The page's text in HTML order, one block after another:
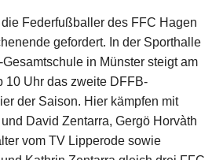
Federfußballer des FFC Hagen
gefordert. In der Sporthalle
in Münster steigt am
10 Uhr das zweite DFFB-
der Saison. Hier kämpfen mit
David Zentarra, Gergö Horvàth
vom TV Lipperode sowie